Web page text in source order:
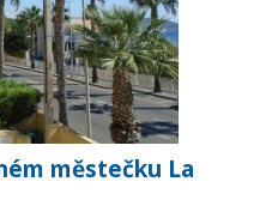
městečku La